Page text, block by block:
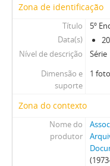
Zona de identificação
Título
5º
Data(s)
Nível de descrição
Série
Dimensão e
suporte
1
Zona do contexto
Nome do
produtor